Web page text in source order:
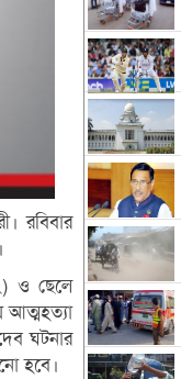
রবিবার
ও ছেলে
আত্মহত্যা
ঘটনার
হবে।